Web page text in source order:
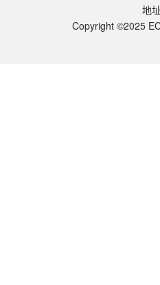
WB 检测多数膜蛋白；EK-6030地
Copyright ©2025